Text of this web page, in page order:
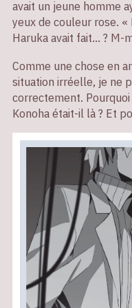
avait un jeune homme
yeux de couleur rose. «
Haruka avait fait... ? M-
Comme une chose en
situation irréelle, je ne
correctement.
Konoha était-il là ? Et